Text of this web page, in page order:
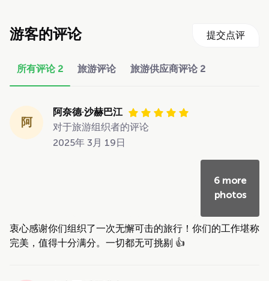
游客的评论 提交点评
所有评论 2 旅游评论 旅游供应商评论 2
阿
阿奈德·沙赫巴江
对于旅游组织者的评论
2025年 3月 19日
6 more
photos
衷心感谢你们组织了一次无懈可击的旅行！你们的工作堪称
完美，值得十分满分。一切都无可挑剔 👍